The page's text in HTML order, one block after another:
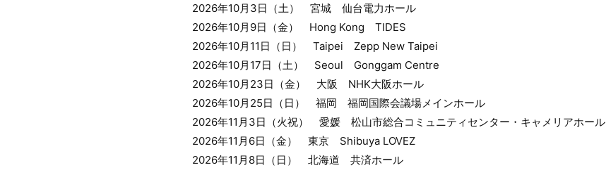
2026年10月3日（土） 宮城 仙台電力ホール
2026年10月9日（金） Hong Kong TIDES
2026年10月11日（日） Taipei Zepp New Taipei
2026年10月17日（土） Seoul Gonggam Centre
2026年10月23日（金） 大阪 NHK大阪ホール
2026年10月25日（日） 福岡 福岡国際会議場メインホール
2026年11月3日（火祝） 愛媛 松山市総合コミュニティセンター・キャメリアホール
2026年11月6日（金） 東京 Shibuya LOVEZ
2026年11月8日（日） 北海道 共済ホール